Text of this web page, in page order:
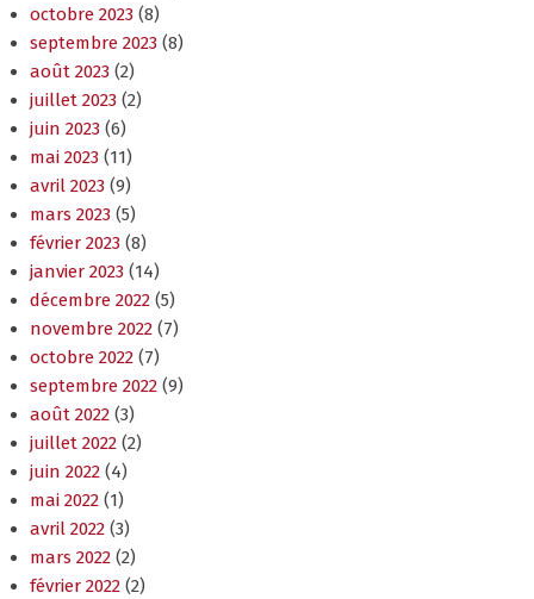
octobre 2023 (8)
septembre 2023 (8)
août 2023 (2)
juillet 2023 (2)
juin 2023 (6)
mai 2023 (11)
avril 2023 (9)
mars 2023 (5)
février 2023 (8)
janvier 2023 (14)
décembre 2022 (5)
novembre 2022 (7)
octobre 2022 (7)
septembre 2022 (9)
août 2022 (3)
juillet 2022 (2)
juin 2022 (4)
mai 2022 (1)
avril 2022 (3)
mars 2022 (2)
février 2022 (2)